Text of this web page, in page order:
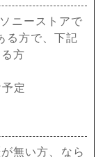
ニーストアで
る方で、下記
方
定
無い方、なら